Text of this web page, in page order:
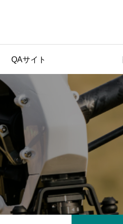
QAサイト